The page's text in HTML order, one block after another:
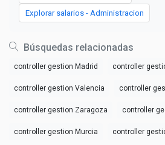
Explorar salarios - Administracion
Búsquedas relacionadas
controller gestion Madrid controller
controller gestion Valencia controller
controller gestion Zaragoza controller
controller gestion Murcia controller